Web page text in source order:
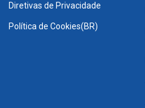
Diretivas de Privacidade
Política de Cookies(BR)